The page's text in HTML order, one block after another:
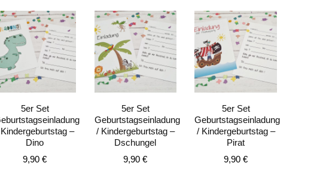
5er Set
–
Dino
9,90€
5er Set
Geburtstagseinladung
/ Kindergeburtstag –
Dschungel
9,90€
5er Set
Geburtstagseinladung
/ Kindergeburtstag –
Pirat
9,90 €